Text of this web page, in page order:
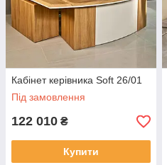
Кабінет керівника Soft 26/01
Під замовлення
122 010 ₴
Купити